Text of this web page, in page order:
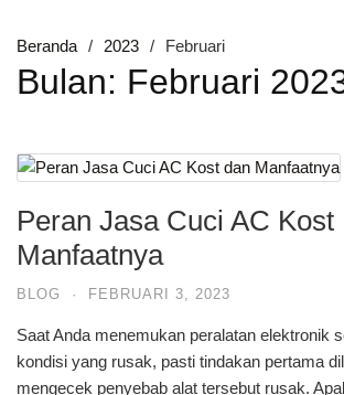
Beranda 2023 Februari
Bulan: Februari
Peran Jasa Cuci AC Kost
Manfaatnya
BLOG · FEBRUARI 3, 2023
Saat Anda menemukan peralatan elektronik
kondisi yang rusak, pasti tindakan pertama
mengecek penyebab alat tersebut rusak.